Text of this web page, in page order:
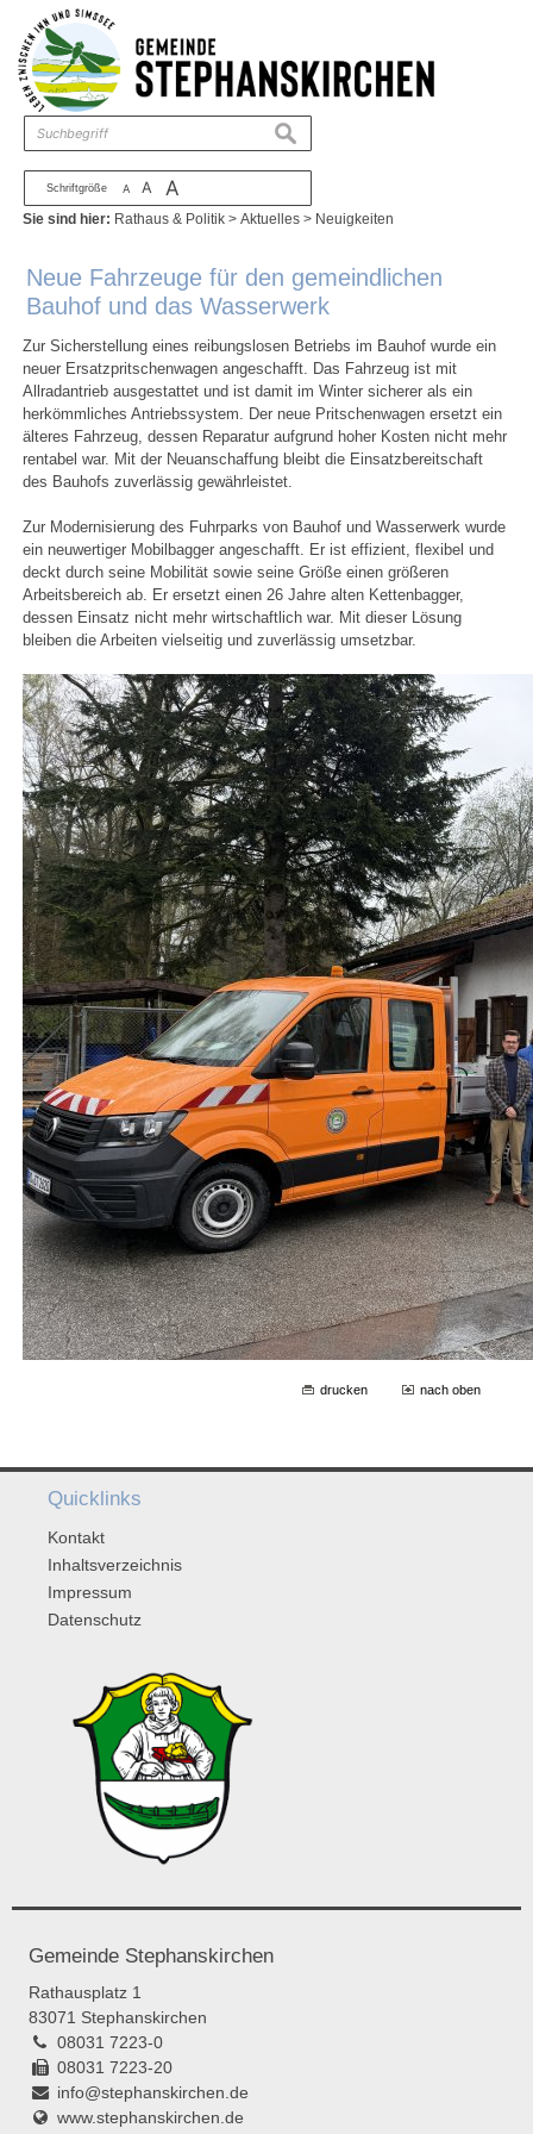
Zum Inhalt ,zur Navigation
Schriftgröße A A A
suchen
Sie sind hier: Rathaus & Politik >Aktuelles > Neuigkeiten
Neue Fahrzeuge für den gemeindlichen
Bauhof und das Wasserwerk
Zur Sicherstellung eines reibungslosen Betriebs im Bauhof wurde ein
neuer Ersatzpritschenwagen angeschafft. Das Fahrzeug ist mit
Allradantrieb ausgestattet und ist damit im Winter sicherer als ein
herkömmliches Antriebssystem. Der neue Pritschenwagen ersetzt ein
älteres Fahrzeug, dessen Reparatur aufgrund hoher Kosten nicht mehr
rentabel war. Mit der Neuanschaffung bleibt die Einsatzbereitschaft
des Bauhofs zuverlässig gewährleistet.
Zur Modernisierung des Fuhrparks von Bauhof und Wasserwerk wurde
ein neuwertiger Mobilbagger angeschafft. Er ist effizient, flexibel und
deckt durch seine Mobilität sowie seine Größe einen größeren
Arbeitsbereich ab. Er ersetzt einen 26 Jahre alten Kettenbagger,
dessen Einsatz nicht mehr wirtschaftlich war. Mit dieser Lösung
bleiben die Arbeiten vielseitig und zuverlässig umsetzbar.
drucken nach oben
Quicklinks
Kontakt
Inhaltsverzeichnis
Impressum
Datenschutz
Gemeinde Stephanskirchen
Rathausplatz 1
83071 Stephanskirchen
08031 7223-0
08031 7223-20
info@stephanskirchen.de
www.stephanskirchen.de